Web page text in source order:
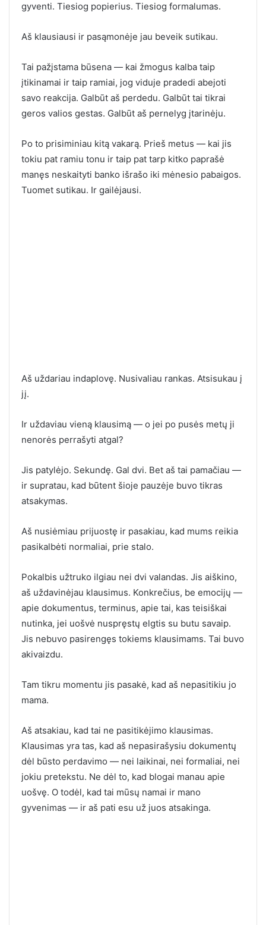
gyventi. Tiesiog popierius. Tiesiog formalumas.
Aš klausiausi ir pasąmonėje jau beveik sutikau.
Tai pažįstama būsena — kai žmogus kalba taip
įtikinamai ir taip ramiai, jog viduje pradedi abejoti
savo reakcija. Galbūt aš perdedu. Galbūt tai tikrai
geros valios gestas. Galbūt aš pernelyg įtarinėju.
Po to prisiminiau kitą vakarą. Prieš metus — kai jis
tokiu pat ramiu tonu ir taip pat tarp kitko paprašė
manęs neskaityti banko išrašo iki mėnesio pabaigos.
Tuomet sutikau. Ir gailėjausi.
Aš uždariau indaplovę. Nusivaliau rankas. Atsisukau į
jį.
Ir uždaviau vieną klausimą — o jei po pusės metų ji
nenorės perrašyti atgal?
Jis patylėjo. Sekundę. Gal dvi. Bet aš tai pamačiau —
ir supratau, kad būtent šioje pauzėje buvo tikras
atsakymas.
Aš nusiėmiau prijuostę ir pasakiau, kad mums reikia
pasikalbėti normaliai, prie stalo.
Pokalbis užtruko ilgiau nei dvi valandas. Jis aiškino,
aš uždavinėjau klausimus. Konkrečius, be emocijų —
apie dokumentus, terminus, apie tai, kas teisiškai
nutinka, jei uošvė nuspręstų elgtis su butu savaip.
Jis nebuvo pasirengęs tokiems klausimams. Tai buvo
akivaizdu.
Tam tikru momentu jis pasakė, kad aš nepasitikiu jo
mama.
Aš atsakiau, kad tai ne pasitikėjimo klausimas.
Klausimas yra tas, kad aš nepasirašysiu dokumentų
dėl būsto perdavimo — nei laikinai, nei formaliai, nei
jokiu pretekstu. Ne dėl to, kad blogai manau apie
uošvę. O todėl, kad tai mūsų namai ir mano
gyvenimas — ir aš pati esu už juos atsakinga.